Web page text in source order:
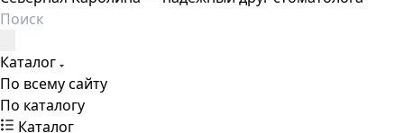
Каталог
По всему сайту
По каталогу
Каталог